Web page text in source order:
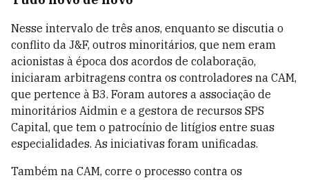
Nesse intervalo de três anos, enquanto se discutia o
conflito da J&F, outros minoritários, que nem eram
acionistas à época dos acordos de colaboração,
iniciaram arbitragens contra os controladores na CAM,
que pertence à B3. Foram autores a associação de
minoritários Aidmin e a gestora de recursos SPS
Capital, que tem o patrocínio de litígios entre suas
especialidades. As iniciativas foram unificadas.
Também na CAM, corre o processo contra os